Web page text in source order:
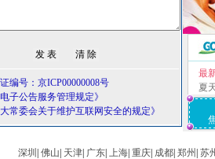
编号：京ICP00000008号
子公告服务管理规定》
常委会关于维护互联网安全的规定》
最
夏
深圳 佛山 天津| 广东| 上海| 重庆| 成都| 郑州 苏